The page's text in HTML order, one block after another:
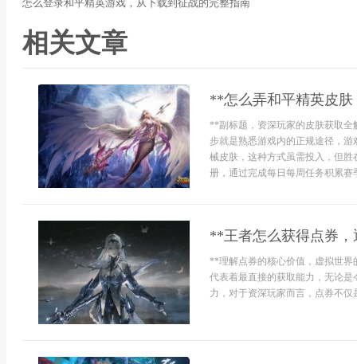
怎么登录和平精英游戏，从下载到征战的完整指南
相关文章
**怎么弄和平精英皮
**副标题，资深玩家的皮肤获取
步就是熟悉游戏内的正规途径，
械皮肤，这种方式虽需投入，但
册，通过完成每日每周任务积累
**王者怎么获得点券
**理解点券的核心价值，虚拟世
代表着最直接的获取能力，无论
力，对于资深玩家而言，点券不